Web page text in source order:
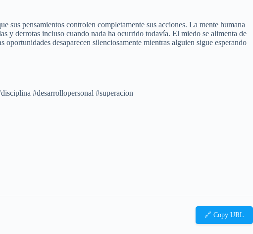
sus pensamientos controlen completamente sus acciones. La mente humana
y derrotas incluso cuando nada ha ocurrido todavía. El miedo se alimenta de
desaparecen silenciosamente mientras alguien sigue esperando
#desarrollopersonal #superacion
🔗 Copy URL